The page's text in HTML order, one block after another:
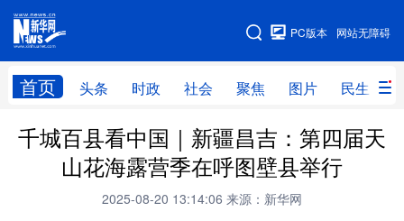
网站无障碍
PC版本
首页 头条 时政 社会 聚焦 图片 民生
网站地图
头条 时政 社会 聚焦
图片 民生 访谈 经济
服务
千城百县看中国｜新疆昌吉：第四届天
山花海露营季在呼图壁县举行
2025-08-20 13:14:06 来源：新华网